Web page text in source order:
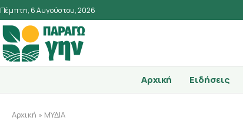
Πέμπτη, 6 Αυγούστου, 2026
Αρχική Ειδήσεις
Αρχική » ΜΥΔΙΑ